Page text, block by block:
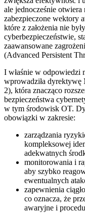
ale jednocześnie otwiera
zabezpieczone wektory
które z założenia nie
cyberbezpieczeństwie,
zaawansowane
(Advanced Persistent
I właśnie w odpowiedzi
wprowadziła
2), która znacząco
bezpieczeństwa
w tym środowisk OT.
obowiązki w zakresie:
zarządzania
kompleksowej
adekwatnych
monitorowania i
aby szybko
ewentualnych
zapewnienia
co oznacza, że
awaryjne i